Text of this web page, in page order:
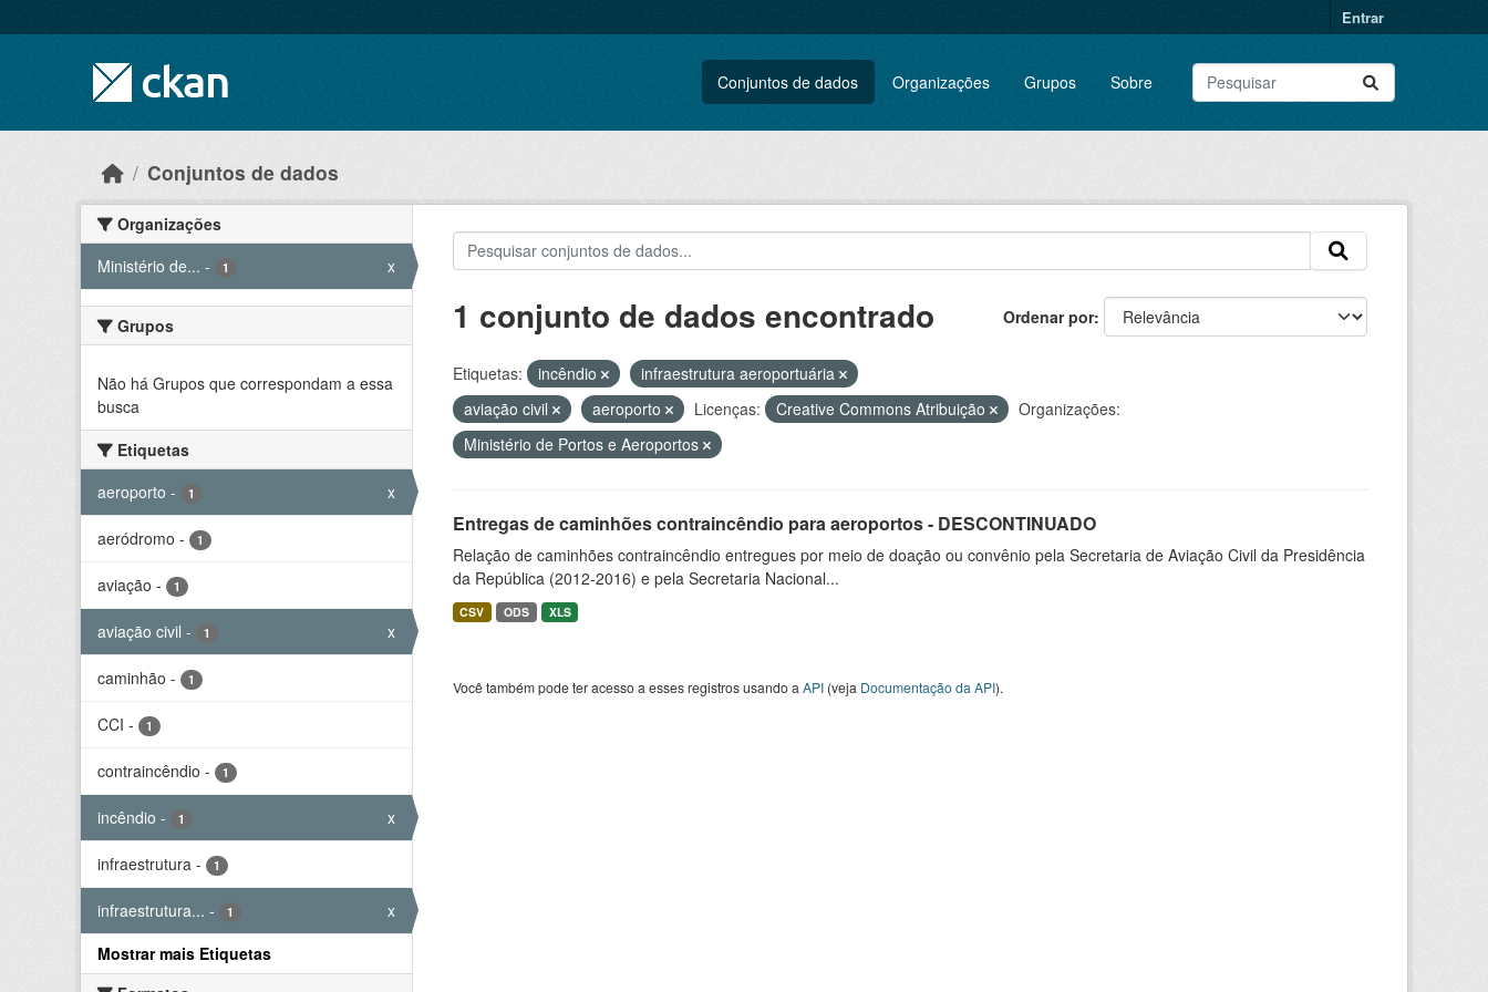
Entrar
Conjuntos de dados Organizações Grupos Sobre
Conjuntos de dados
Organizações
Ministério de... - 1 x
Grupos
Não há Grupos que correspondam a essa
busca
Etiquetas
aeroporto - 1 x
aeródromo - 1
aviação - 1
aviação civil - 1 x
caminhão - 1
CCI - 1
contraincêndio - 1
incêndio - 1 x
infraestrutura - 1
infraestrutura... - 1
x
Mostrar mais Etiquetas
Ordenar por
1 conjunto de dados encontrado
Etiquetas: incêndio
infraestrutura aeroportuária
aviação civil
aeroporto Licenças: Creative Commons Atribuição
Organizações:
Ministério de Portos e Aeroportos
Entregas de caminhões contraincêndio para aeroportos - DESCONTINUADO
Relação de caminhões contraincêndio entregues por meio de doação ou convênio pela Secretaria de Aviação Civil da Presidência
da República (2012-2016) e pela Secretaria Nacional...
CSV ODS XLS
Você também pode ter acesso a esses registros usando a API(veja Documentação da API).